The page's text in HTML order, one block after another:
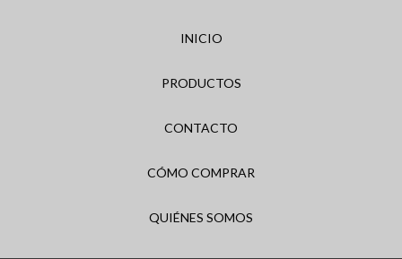
INICIO
PRODUCTOS
CONTACTO
CÓMO COMPRAR
QUIÉNES SOMOS